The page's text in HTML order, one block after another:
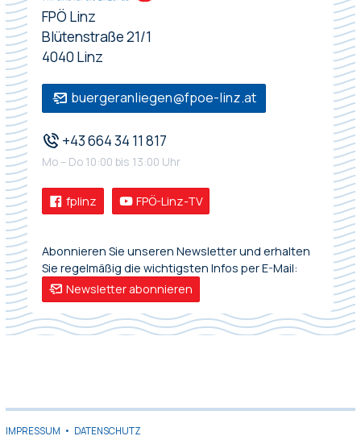
FPÖ Linz
Blütenstraße 21/1
4040 Linz
buergeranliegen@fpoe-linz.at
+43 664 34 11 817
Mo – Do 10:00 bis 13:00 Uhr
fplinz FPÖ-Linz-TV
Abonnieren Sie unseren Newsletter und erhalten
Sie regelmäßig die wichtigsten Infos per E-Mail:
Newsletter abonnieren
IMPRESSUM • DATENSCHUTZ